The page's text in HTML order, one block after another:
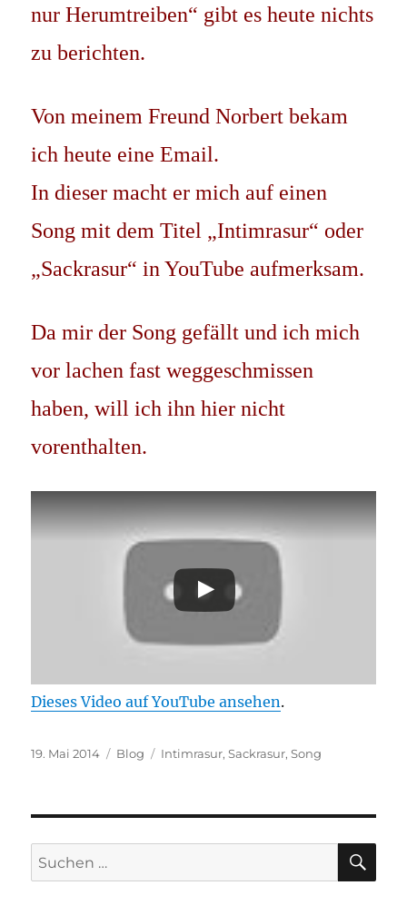
nur Herumtreiben“ gibt es heute nichts
zu berichten.
Von meinem Freund Norbert bekam
ich heute eine Email.
In dieser macht er mich auf einen
Song mit dem Titel „Intimrasur“ oder
„Sackrasur“ in YouTube aufmerksam.
Da mir der Song gefällt und ich mich
vor lachen fast weggeschmissen
haben, will ich ihn hier nicht
vorenthalten.
Dieses Video auf YouTube ansehen.
Veröffentlicht
19. Mai 2014 Kategorien
Blog Schlagwörter
Intimrasur,Sackrasur,Song
Suchen
nach: